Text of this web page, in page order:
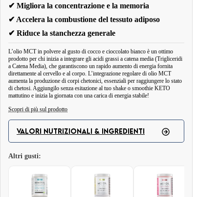
✔ Migliora la concentrazione e la memoria
✔ Accelera la combustione del tessuto adiposo
✔ Riduce la stanchezza generale
L’olio MCT in polvere al gusto di cocco e cioccolato bianco è un ottimo
prodotto per chi inizia a integrare gli acidi grassi a catena media (Trigliceridi
a Catena Media), che garantiscono un rapido aumento di energia fornita
direttamente al cervello e al corpo. L’integrazione regolare di olio MCT
aumenta la produzione di corpi chetonici, essenziali per raggiungere lo stato
di chetosi. Aggiungilo senza esitazione al tuo shake o smoothie KETO
mattutino e inizia la giornata con una carica di energia stabile!
Scopri di più sul prodotto
La dose giornaliera di olio MCT in polvere BeKeto al gusto di cocco
naturale e cioccolato bianco aumenta la chiarezza mentale, fornisce energia e
un prodotto eccellente per chi desidera perdere peso.
L'olio MCT riduce l'appetito e garantisce una sensazione di sazietà,
permettendoti di mangiare meno e di non avere voglia di spuntini. Inoltre, i
VALORI NUTRIZIONALI & INGREDIENTI
Valori nutrizionali
Altri gusti: